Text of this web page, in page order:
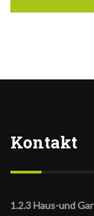
Kontakt
1.2.3 Haus-und